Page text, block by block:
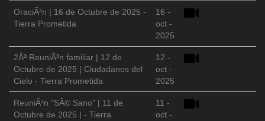
OraciÃ³n | 16 de Octubre de 2025 -
Tierra Prometida
16 -
oct -
2025
2Âª ReuniÃ³n familiar | 12 de
Octubre de 2025 | Ciudadanos del
Cielo - Tierra Prometida
12 -
oct -
2025
ReuniÃ³n "SÃ© Sano" | 11 de
Octubre de 2025 | - Tierra
11 -
oct -